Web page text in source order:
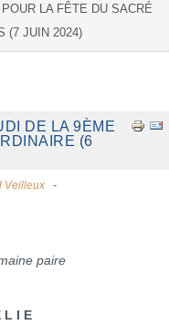
LA FÊTE DU SACRÉ
(7 JUIN 2024)
DE LA 9ÈME
(6
Veilleux
paire
L I E